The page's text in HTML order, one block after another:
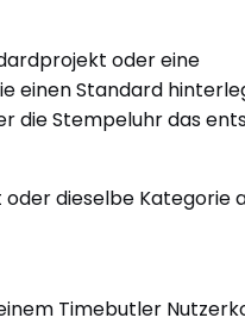
oder eine
einen Standard
die Stempeluhr das
dieselbe Kategorie
Timebutler